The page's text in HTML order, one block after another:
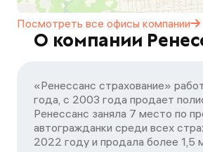
Посмотреть все офисы компании
О компании
«Ренессанс страхование»
года, с 2003 года продает
Ренессанс заняла 7 место по
автогражданки среди всех
2022 году и продала более 1,5